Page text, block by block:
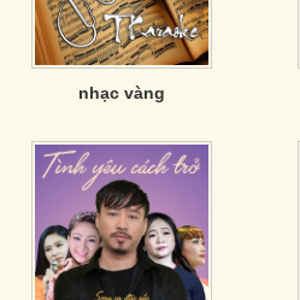
nhạc vàng